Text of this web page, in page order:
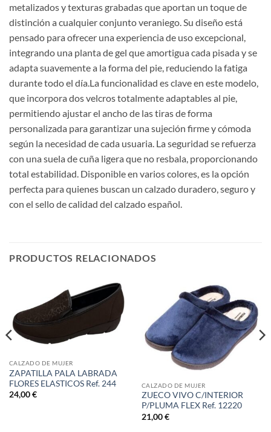
metalizados y texturas grabadas que aportan un toque de
distinción a cualquier conjunto veraniego. Su diseño está
pensado para ofrecer una experiencia de uso excepcional,
integrando una planta de gel que amortigua cada pisada y se
adapta suavemente a la forma del pie, reduciendo la fatiga
durante todo el día.La funcionalidad es clave en este modelo,
que incorpora dos velcros totalmente adaptables al pie,
permitiendo ajustar el ancho de las tiras de forma
personalizada para garantizar una sujeción firme y cómoda
según la necesidad de cada usuaria. La seguridad se refuerza
con una suela de cuña ligera que no resbala, proporcionando
total estabilidad. Disponible en varios colores, es la opción
perfecta para quienes buscan un calzado duradero, seguro y
con el sello de calidad del calzado español.
PRODUCTOS RELACIONADOS
CALZADO DE MUJER
ZAPATILLA PALA LABRADA
FLORES ELASTICOS Ref. 244
24,00€
CALZADO DE MUJER
ZUECO VIVO C/INTERIOR
P/PLUMA FLEX Ref. 12220
21,00€